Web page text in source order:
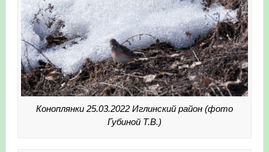
Коноплянки 25.03.2022 Иглинский район (фото
Губиной Т.В.)